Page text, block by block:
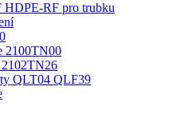
RF pro trubku
2100TN00
QLT04 QLF39